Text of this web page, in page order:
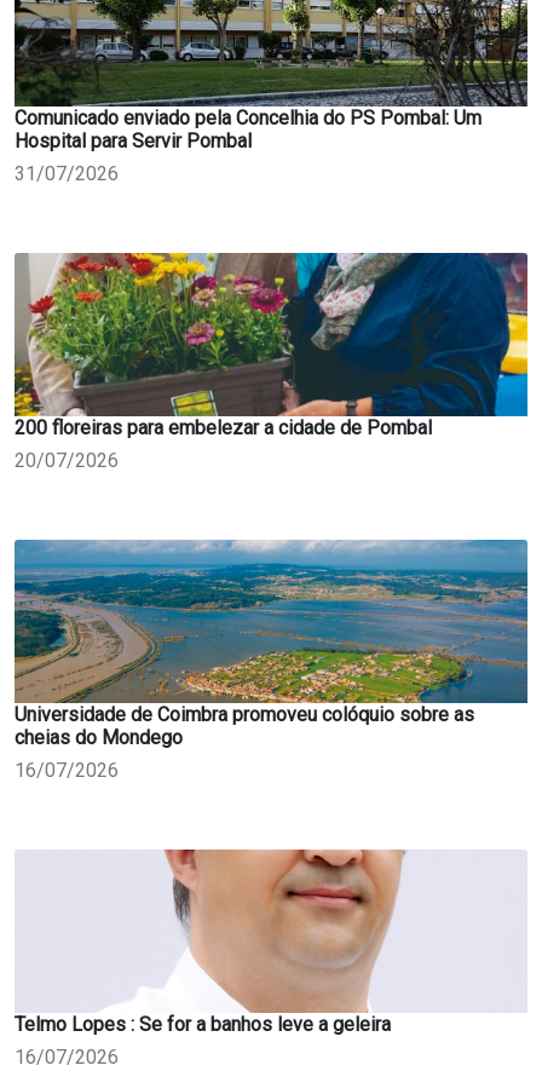
Comunicado enviado pela Concelhia do PS Pombal: Um
Hospital para Servir Pombal
31/07/2026
200 floreiras para embelezar a cidade de Pombal
20/07/2026
Universidade de Coimbra promoveu colóquio sobre as
cheias do Mondego
16/07/2026
Telmo Lopes : Se for a banhos leve a geleira
16/07/2026